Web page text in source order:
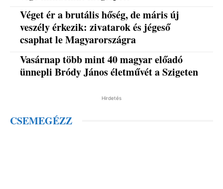
Véget ér a brutális hőség, de máris új
veszély érkezik: zivatarok és jégeső
csaphat le Magyarországra
Vasárnap több mint 40 magyar előadó
ünnepli Bródy János életművét a Szigeten
Hirdetés
CSEMEGÉZZ